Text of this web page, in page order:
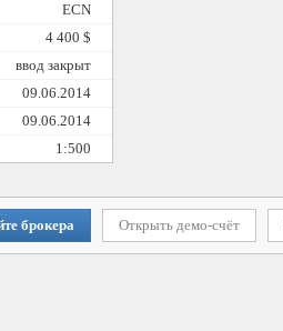
ECN
4 400 $
ввод закрыт
09.06.2014
09.06.2014
1:500
брокера Открыть демо-счёт